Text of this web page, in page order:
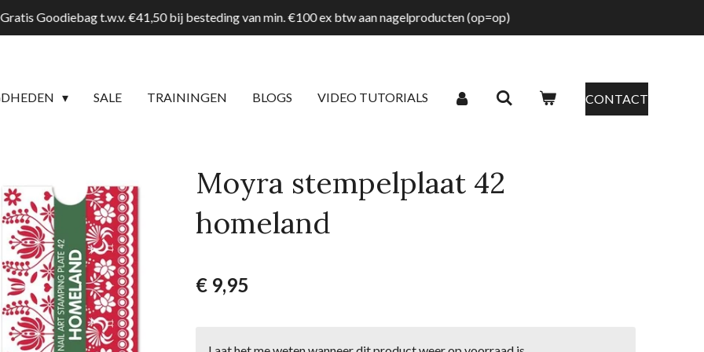
Goodiebag t.w.v. €41,50 bij besteding van min. €100 ex btw aan nagelproducten (op=op)
SALE TRAININGEN BLOGS VIDEO TUTORIALS CONTACT
Moyra stempelplaat 42
homeland
€ 9,95